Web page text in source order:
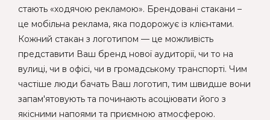
стають «ходячою рекламою». Брендовані стакани –
це мобільна реклама, яка подорожує із клієнтами.
Кожний стакан з логотипом — це можливість
представити Ваш бренд нової аудиторії, чи то на
вулиці, чи в офісі, чи в громадському транспорті. Чим
частіше люди бачать Ваш логотип, тим швидше вони
запам'ятовують та починають асоціювати його з
якісними напоями та приємною атмосферою.